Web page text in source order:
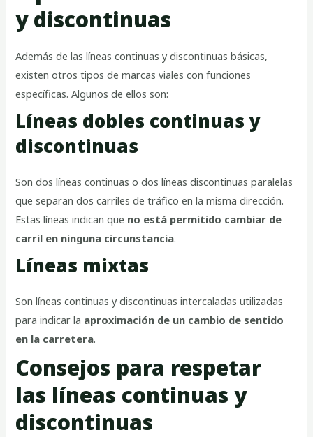
y discontinuas
Además de las líneas continuas y discontinuas básicas,
existen otros tipos de marcas viales con funciones
específicas. Algunos de ellos son:
Líneas dobles continuas y
discontinuas
Son dos líneas continuas o dos líneas discontinuas paralelas
que separan dos carriles de tráfico en la misma dirección.
Estas líneas indican que no está permitido cambiar de
carril en ninguna circunstancia.
Líneas mixtas
Son líneas continuas y discontinuas intercaladas utilizadas
para indicar la aproximación de un cambio de sentido
en la carretera.
Consejos para respetar
las líneas continuas y
discontinuas